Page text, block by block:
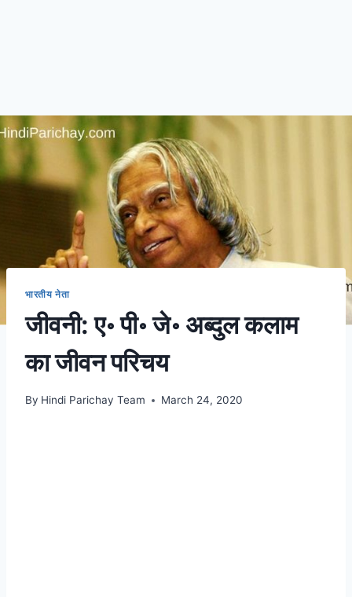
भारतीय नेता
जीवनी: ए॰ पी॰ जे॰ अब्दुल कलाम
का जीवन परिचय
By Hindi Parichay Team March 24, 2020